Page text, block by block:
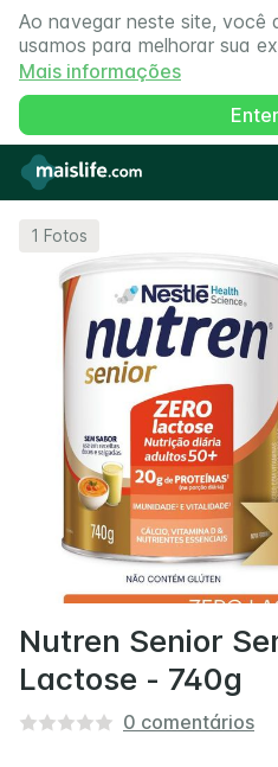
Ao navegar neste site, você
usamos para melhorar sua
Mais informações
1 Fotos
Nutren Senior
Lactose - 740g
0 comentários